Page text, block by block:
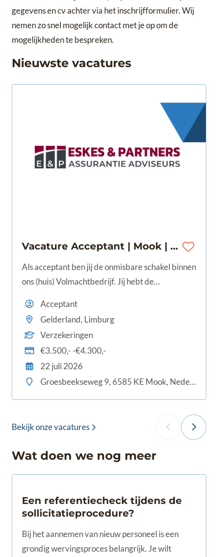
gegevens en cv achter via het inschrijfformulier. Wij
nemen zo snel mogelijk contact met je op om de
mogelijkheden te bespreken.
Nieuwste vacatures
Vacature Acceptant | Mook | 28 - 40 uur | €3.500 - €4.300
Als acceptant ben jij de onmisbare schakel binnen
ons (huis) Volmachtbedrijf. Jij hebt de
verzekeraars risico's te beoordelen en te
accepteren. Met jouw vakkennis en scherpe blik
beoordeel je aanvragen van je collega
relatiebeheerders snel en vakkundig.
Acceptant
Gelderland, Limburg
Verzekeringen
€3.500,- -€4.300,-
22 juli 2026
Groesbeekseweg 9, 6585 KE Mook, Nederland
Bekijk onze vacatures ‹ ›
Wat doen we nog meer
Een referentiecheck tijdens de
sollicitatieprocedure?
Bij het aannemen van nieuw personeel is een
grondig wervingsproces belangrijk. Je wilt